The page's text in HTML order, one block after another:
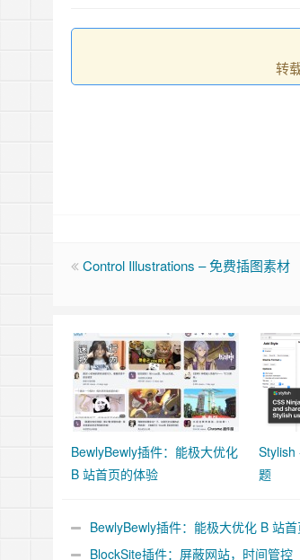
转
Control Illustrations – 免费插图素材
BewlyBewly插件：能极大优化
B 站首页的体验
Stylish
题
BewlyBewly插件：能极大优化 B 站
BlockSite插件：屏蔽网站，时间管控